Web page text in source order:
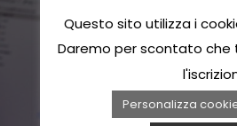
Questo sito utilizza i
Daremo per scontato che
Personalizza